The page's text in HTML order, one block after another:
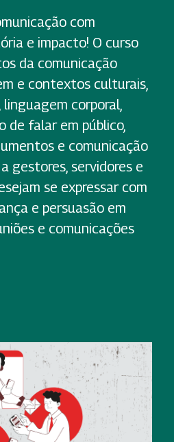
com
e impacto! O curso
da comunicação
e contextos culturais,
corporal,
de falar em público,
e comunicação
gestores, servidores e
se expressar com
e persuasão em
e comunicações